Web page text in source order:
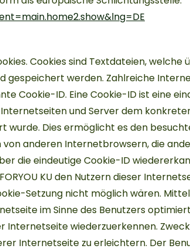
Cookies sind Textdateien, welche
werden. Zahlreiche
Cookie-ID. Eine Cookie-ID ist eine
und Server dem
wurde. Dies ermöglicht es den
anderen Internetbrowsern, die
die eindeutige Cookie-ID
KU den Nutzern dieser
Setzung nicht möglich wären.
im Sinne des Benutzers
Internetseite wiederzuerkennen.
Internetseite zu erleichtern. Der